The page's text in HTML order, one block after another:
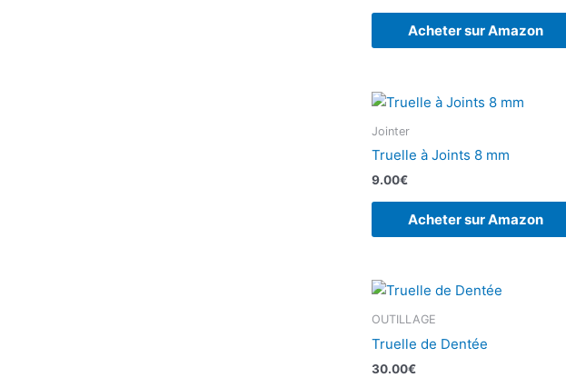
Acheter sur Amazon
Jointer
Truelle à Joints 8 mm
9.00€
Acheter sur Amazon
OUTILLAGE
Truelle de Dentée
30.00€